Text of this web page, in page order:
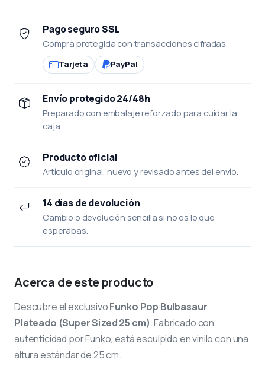
Pago seguro SSL
Compra protegida con transacciones cifradas.
Tarjeta PayPal
Envío protegido 24/48h
Preparado con embalaje reforzado para cuidar la
caja.
Producto oficial
Artículo original, nuevo y revisado antes del envío.
14 días de devolución
Cambio o devolución sencilla si no es lo que
esperabas.
Acerca de este producto
Descubre el exclusivoFunko Pop Bulbasaur
Plateado (Super Sized 25 cm). Fabricado con
autenticidad por Funko, está esculpido en vinilo con una
altura estándar de 25 cm.